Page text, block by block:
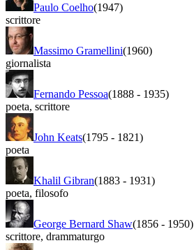
Paulo Coelho(1947)
scrittore
Massimo Gramellini(1960)
giornalista
Fernando Pessoa(1888 - 1935)
poeta, scrittore
John Keats(1795 - 1821)
poeta
Khalil Gibran(1883 - 1931)
poeta, filosofo
George Bernard Shaw(1856 - 1950)
scrittore, drammaturgo